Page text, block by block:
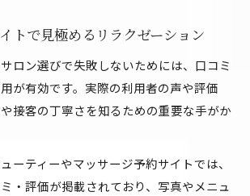
トで見極めるリラクゼーション
ロン選びで失敗しないためには、口コミ
が有効です。実際の利用者の声や評価
接客の丁寧さを知るための重要な手がか
ーティーやマッサージ予約サイトでは、
・評価が掲載されており、写真やメニュ